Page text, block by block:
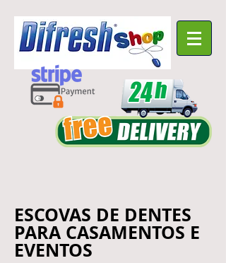
ESCOVAS DE DENTES
PARA CASAMENTOS E
EVENTOS